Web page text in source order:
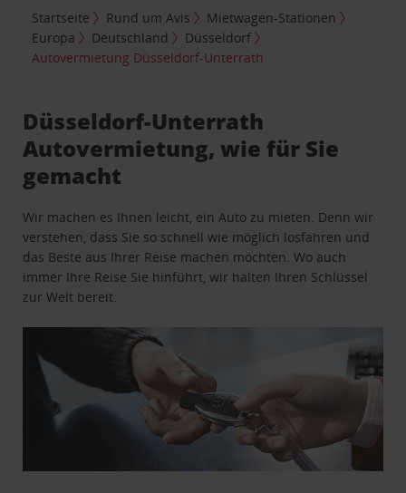
Startseite Rund um Avis
Mietwagen-Stationen
Europa
Deutschland
Düsseldorf
Autovermietung Düsseldorf-Unterrath
Düsseldorf-Unterrath
Autovermietung, wie für Sie
gemacht
Wir machen es Ihnen leicht, ein Auto zu mieten. Denn wir
verstehen, dass Sie so schnell wie möglich losfahren und
das Beste aus Ihrer Reise machen möchten. Wo auch
immer Ihre Reise Sie hinführt, wir halten Ihren Schlüssel
zur Welt bereit.